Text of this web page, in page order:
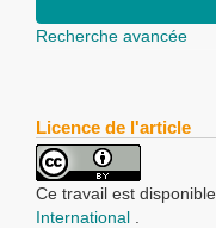
Recherche avancée
Licence de l'article
Ce travail est
International